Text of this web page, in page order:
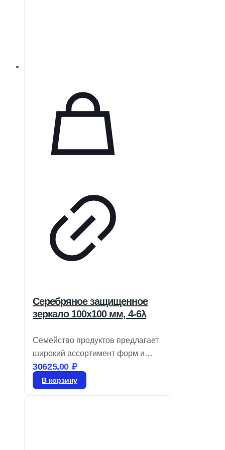
Серебряное защищенное
зеркало 100х100 мм, 4-6λ
Семейство продуктов предлагает
широкий ассортимент форм и
размеров. Используются
покрытия из улучшенного
30625,00 ₽
В корзину